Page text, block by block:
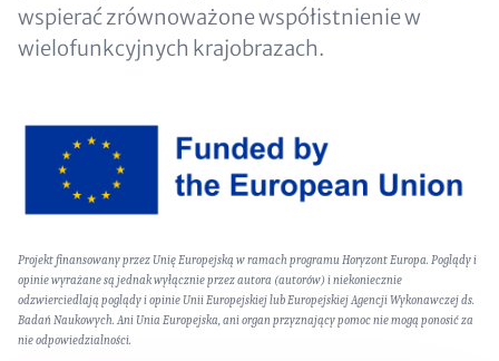
wspierać zrównoważone współistnienie w
wielofunkcyjnych krajobrazach.
Image
Text
(optional)
Projekt finansowany przez Unię Europejską w ramach programu Horyzont Europa. Poglądy i
opinie wyrażane są jednak wyłącznie przez autora (autorów) i niekoniecznie
odzwierciedlają poglądy i opinie Unii Europejskiej lub Europejskiej Agencji Wykonawczej ds.
Badań Naukowych. Ani Unia Europejska, ani organ przyznający pomoc nie mogą ponosić za
nie odpowiedzialności.